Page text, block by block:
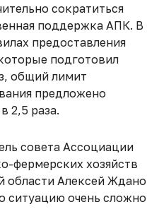
сократиться
поддержка АПК. В
предоставления
подготовил
общий лимит
предложено
2,5 раза.
совета Ассоциации
фермерских хозяйств
области Алексей
ситуацию очень сложно